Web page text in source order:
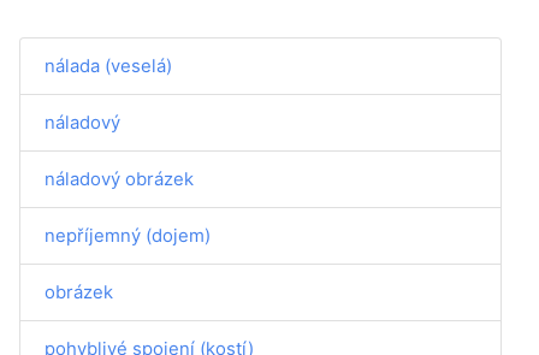
nálada (veselá)
náladový
náladový obrázek
nepříjemný (dojem)
obrázek
pohyblivé spojení (kostí)